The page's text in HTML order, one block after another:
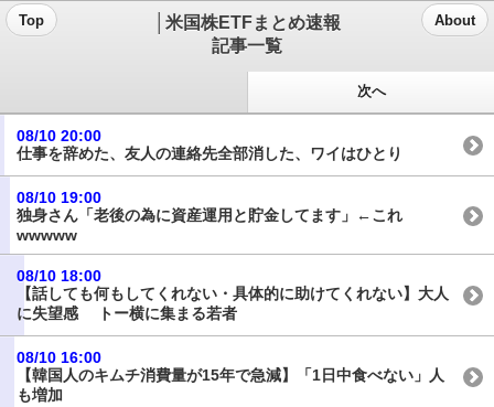
Top
│米国株ETFまとめ速報
記事一覧
About
次へ
08/10 20:00
仕事を辞めた、友人の連絡先全部消した、ワイはひとり
08/10 19:00
独身さん「老後の為に資産運用と貯金してます」←これ
wwwww
08/10 18:00
【話しても何もしてくれない・具体的に助けてくれない】大人
に失望感 トー横に集まる若者
08/10 16:00
【韓国人のキムチ消費量が15年で急減】「1日中食べない」人
も増加